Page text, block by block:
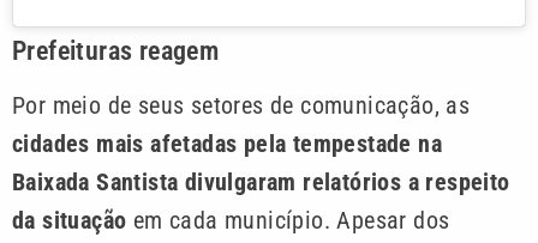
Prefeituras reagem
Por meio de seus setores de comunicação, as
cidades mais afetadas pela tempestade na
Baixada Santista divulgaram relatórios a respeito
da situação em cada município. Apesar dos